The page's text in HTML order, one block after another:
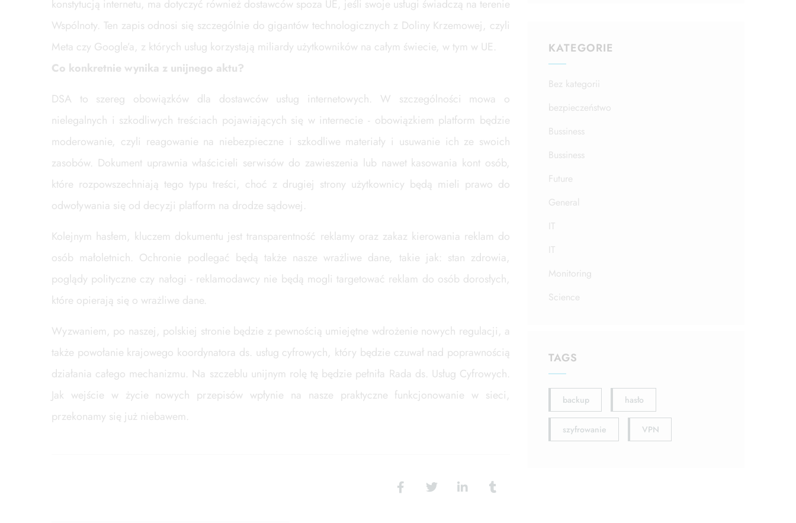
konstytucją internetu, ma dotyczyć również dostawców spoza UE, jeśli swoje usługi świadczą na terenie
Wspólnoty. Ten zapis odnosi się szczególnie do gigantów technologicznych z Doliny Krzemowej, czyli
Meta czy Google’a, z których usług korzystają miliardy użytkowników na całym świecie, w tym w UE.
Co konkretnie wynika z unijnego aktu?
DSA to szereg obowiązków dla dostawców usług internetowych. W szczególności mowa o
nielegalnych i szkodliwych treściach pojawiających się w internecie - obowiązkiem platform będzie
moderowanie, czyli reagowanie na niebezpieczne i szkodliwe materiały i usuwanie ich ze swoich
zasobów. Dokument uprawnia właścicieli serwisów do zawieszenia lub nawet kasowania kont osób,
które rozpowszechniają tego typu treści, choć z drugiej strony użytkownicy będą mieli prawo do
odwoływania się od decyzji platform na drodze sądowej.
Kolejnym hasłem, kluczem dokumentu jest transparentność reklamy oraz zakaz kierowania reklam do
osób małoletnich. Ochronie podlegać będą także nasze wrażliwe dane, takie jak: stan zdrowia,
poglądy polityczne czy nałogi - reklamodawcy nie będą mogli targetować reklam do osób dorosłych,
które opierają się o wrażliwe dane.
Wyzwaniem, po naszej, polskiej stronie będzie z pewnością umiejętne wdrożenie nowych regulacji, a
także powołanie krajowego koordynatora ds. usług cyfrowych, który będzie czuwał nad poprawnością
działania całego mechanizmu. Na szczeblu unijnym rolę tę będzie pełniła Rada ds. Usług Cyfrowych.
Jak wejście w życie nowych przepisów wpłynie na nasze praktyczne funkcjonowanie w sieci,
przekonamy się już niebawem.
KATEGORIE
Bez kategorii
bezpieczeństwo
Bussiness
Bussiness
Future
General
IT
IT
Monitoring
Science
TAGS
backup hasło
szyfrowanie VPN